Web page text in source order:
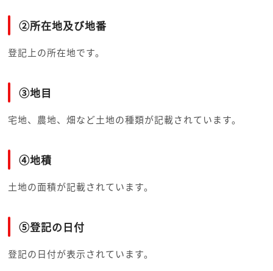
②所在地及び地番
登記上の所在地です。
③地目
宅地、農地、畑など土地の種類が記載されています。
④地積
土地の面積が記載されています。
⑤登記の日付
登記の日付が表示されています。